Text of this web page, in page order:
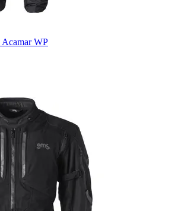
Acamar WP